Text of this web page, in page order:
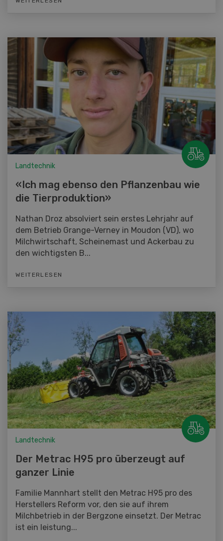
Landtechnik
«Ich mag ebenso den Pflanzenbau wie
die Tierproduktion»
Nathan Droz absolviert sein erstes Lehrjahr auf
dem Betrieb Grange-Verney in Moudon (VD), wo
Milchwirtschaft, Scheinemast und Ackerbau zu
den wichtigsten B...
WEITERLESEN
Landtechnik
Der Metrac H95 pro überzeugt auf
ganzer Linie
Familie Mannhart stellt den Metrac H95 pro des
Herstellers Reform vor, den sie auf ihrem
Milchbetrieb in der Bergzone einsetzt. Der Metrac
ist ein leistung...